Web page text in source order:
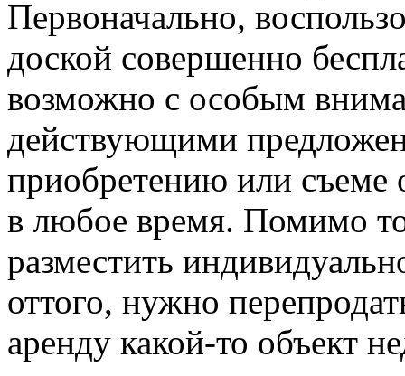
Первоначально,
доской совершенно
возможно с особым
действующими
приобретению или съеме
в любое время. Помимо
разместить
оттого, нужно
аренду какой-то объект